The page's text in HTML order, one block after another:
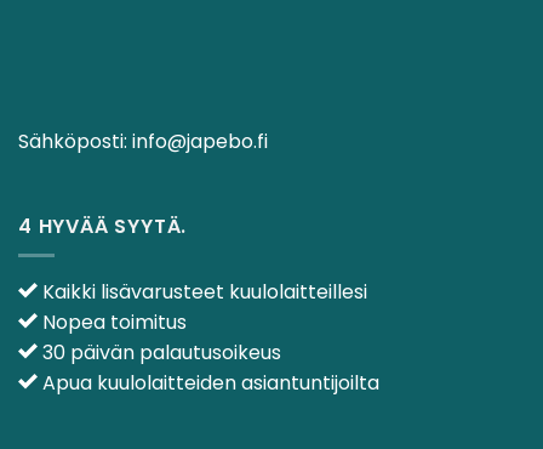
Sähköposti: info@japebo.fi
4 HYVÄÄ SYYTÄ.
Kaikki lisävarusteet kuulolaitteillesi
Nopea toimitus
30 päivän palautusoikeus
Apua kuulolaitteiden asiantuntijoilta